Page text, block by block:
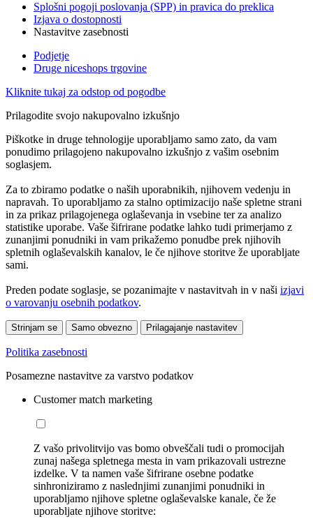
Splošni pogoji poslovanja (SPP) in pravica do preklica
Izjava o dostopnosti
Nastavitve zasebnosti
Podjetje
Druge niceshops trgovine
Kliknite tukaj za odstop od pogodbe
Prilagodite svojo nakupovalno izkušnjo
Piškotke in druge tehnologije uporabljamo samo zato, da vam
ponudimo prilagojeno nakupovalno izkušnjo z vašim osebnim
soglasjem.
Za to zbiramo podatke o naših uporabnikih, njihovem vedenju in
napravah. To uporabljamo za stalno optimizacijo naše spletne strani
in za prikaz prilagojenega oglaševanja in vsebine ter za analizo
statistike uporabe. Vaše šifrirane podatke lahko tudi primerjamo z
zunanjimi ponudniki in vam prikažemo ponudbe prek njihovih
spletnih oglaševalskih kanalov, le če njihove storitve že uporabljate
sami.
Preden podate soglasje, se pozanimajte v nastavitvah in v naši izjavi
o varovanju osebnih podatkov.
Strinjam se Samo obvezno Prilagajanje nastavitev
Politika zasebnosti
Posamezne nastavitve za varstvo podatkov
Customer match marketing
Z vašo privolitvijo vas bomo obveščali tudi o promocijah
zunaj našega spletnega mesta in vam prikazovali ustrezne
izdelke. V ta namen vaše šifrirane osebne podatke
sinhroniziramo z naslednjimi zunanjimi ponudniki in
uporabljamo njihove spletne oglaševalske kanale, če že
uporabljate njihove storitve: